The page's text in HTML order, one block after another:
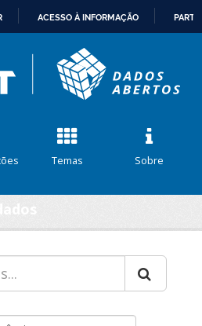
CONTEÚDO
ACESSO À INFORMAÇÃO
Temas Sobre